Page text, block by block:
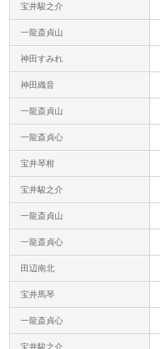
宝井駿之介
一龍斎貞山
神田すみれ
神田織音
一龍斎貞山
一龍斎貞心
宝井琴柑
宝井駿之介
一龍斎貞山
一龍斎貞心
田辺南北
宝井馬琴
一龍斎貞心
宝井駿之介